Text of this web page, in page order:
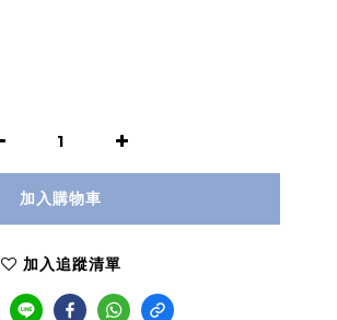
加入購物車
加入追蹤清單